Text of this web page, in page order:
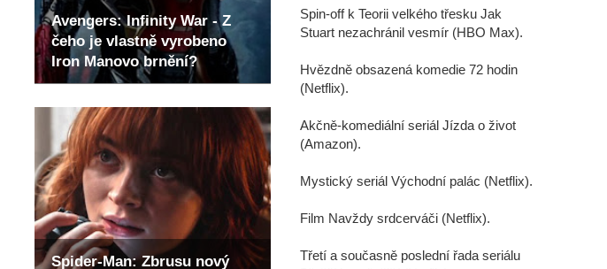
Avengers: Infinity War - Z
čeho je vlastně vyrobeno
Iron Manovo brnění?
Spider-Man: Zbrusu nový
Spin-off k Teorii velkého třesku Jak
Stuart nezachránil vesmír (HBO Max).
Hvězdně obsazená komedie 72 hodin
(Netflix).
Akčně-komediální seriál Jízda o život
(Amazon).
Mystický seriál Východní palác (Netflix).
Film Navždy srdcerváči (Netflix).
Třetí a současně poslední řada seriálu